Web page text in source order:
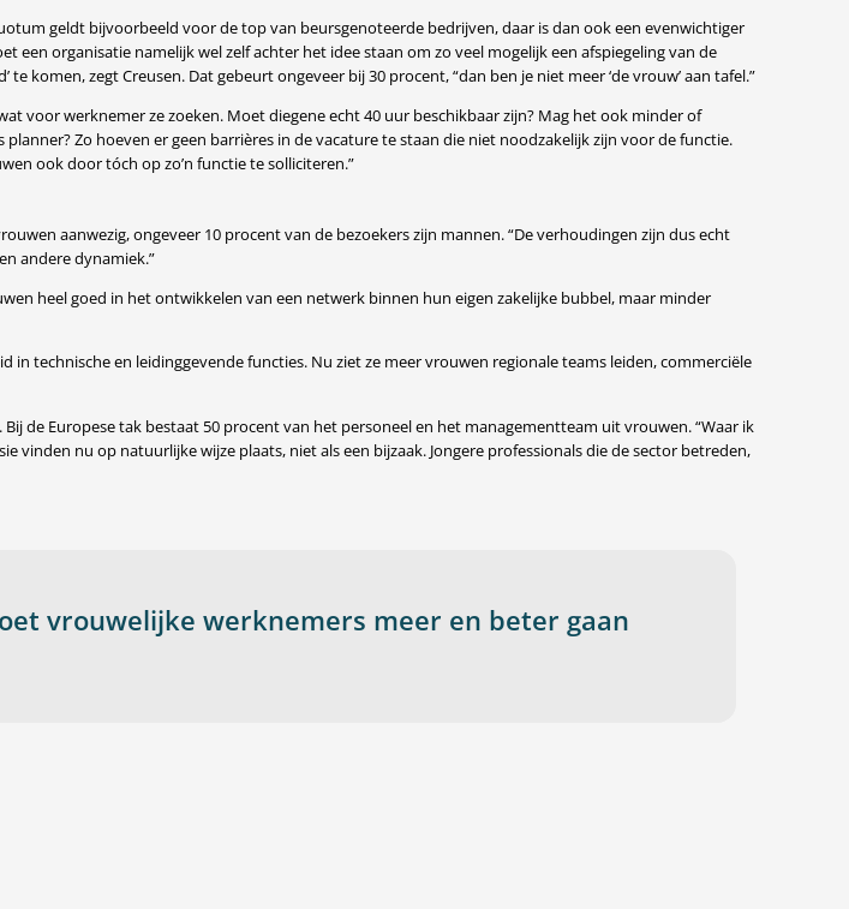
geldt bijvoorbeeld voor de top van beursgenoteerde bedrijven, daar is dan ook een evenwichtiger
organisatie namelijk wel zelf achter het idee staan om zo veel mogelijk een afspiegeling van de
komen, zegt Creusen. Dat gebeurt ongeveer bij 30 procent, “dan ben je niet meer ‘de vrouw’ aan tafel.”
voor werknemer ze zoeken. Moet diegene echt 40 uur beschikbaar zijn? Mag het ook minder of
Zo hoeven er geen barrières in de vacature te staan die niet noodzakelijk zijn voor de functie.
ook door tóch op zo’n functie te solliciteren.”
aanwezig, ongeveer 10 procent van de bezoekers zijn mannen. “De verhoudingen zijn dus echt
andere dynamiek.”
heel goed in het ontwikkelen van een netwerk binnen hun eigen zakelijke bubbel, maar minder
technische en leidinggevende functies. Nu ziet ze meer vrouwen regionale teams leiden, commerciële
de Europese tak bestaat 50 procent van het personeel en het managementteam uit vrouwen. “Waar ik
nu op natuurlijke wijze plaats, niet als een bijzaak. Jongere professionals die de sector betreden,
vrouwelijke werknemers meer en beter gaan